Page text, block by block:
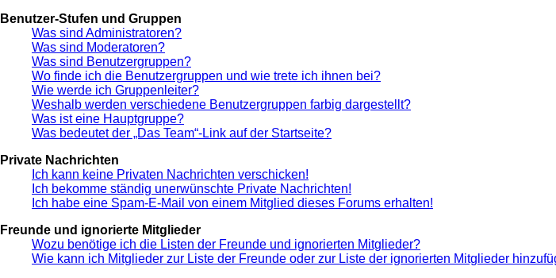
Benutzer-Stufen und Gruppen
Was sind Administratoren?
Was sind Moderatoren?
Was sind Benutzergruppen?
Wo finde ich die Benutzergruppen und wie trete ich ihnen bei?
Wie werde ich Gruppenleiter?
Weshalb werden verschiedene Benutzergruppen farbig dargestellt?
Was ist eine Hauptgruppe?
Was bedeutet der „Das Team“-Link auf der Startseite?
Private Nachrichten
Ich kann keine Privaten Nachrichten verschicken!
Ich bekomme ständig unerwünschte Private Nachrichten!
Ich habe eine Spam-E-Mail von einem Mitglied dieses Forums erhalten!
Freunde und ignorierte Mitglieder
Wozu benötige ich die Listen der Freunde und ignorierten Mitglieder?
Wie kann ich Mitglieder zur Liste der Freunde oder zur Liste der ignorierten Mitglieder